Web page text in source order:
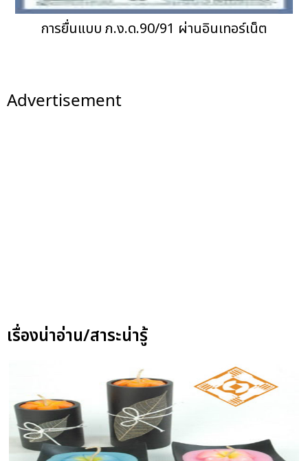
การยื่นแบบ ภ.ง.ด.90/91 ผ่านอินเทอร์เน็ต
Advertisement
เรื่องน่าอ่าน/สาระน่ารู้